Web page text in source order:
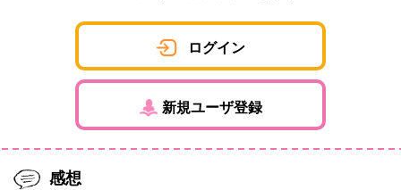
ログイン
新規ユーザ登録
感想